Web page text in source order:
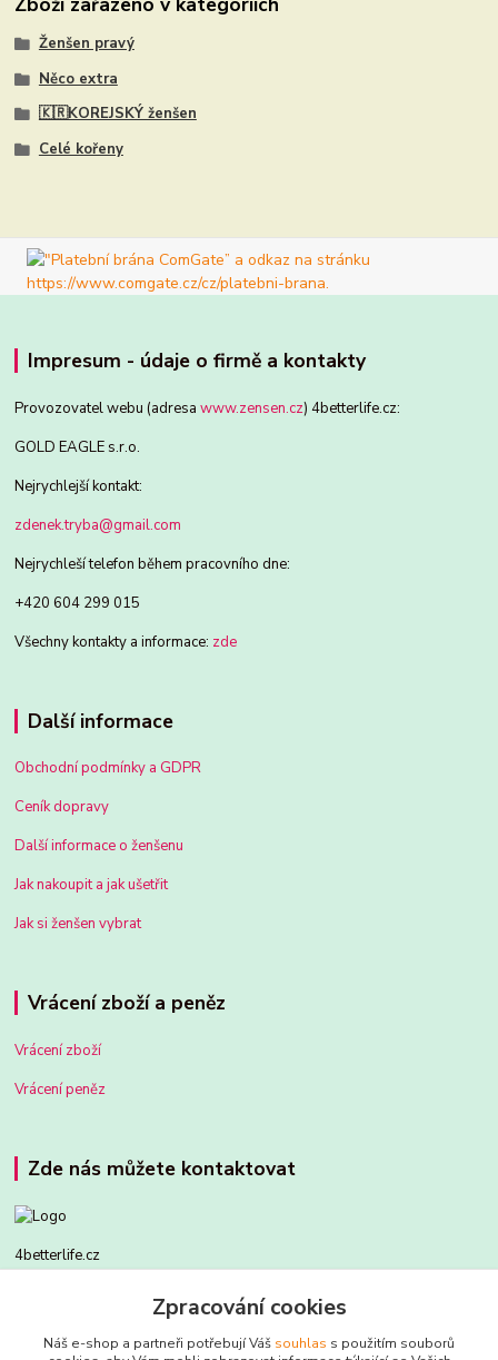
Ženšen pravý
Něco extra
🇰🇷KOREJSKÝ ženšen
Celé kořeny
Impresum - údaje o firmě a kontakty
Provozovatel webu (adresawww.zensen.cz) 4betterlife.cz:
GOLD EAGLE s.r.o.
Nejrychlejší kontakt:
zdenek.tryba@gmail.com
Nejrychleší telefon během pracovního dne:
+420 604 299 015
Všechny kontakty a informace: zde
Další informace
Obchodní podmínky a GDPR
Ceník dopravy
Další informace o ženšenu
Jak nakoupit a jak ušetřit
Jak si ženšen vybrat
Vrácení zboží a peněz
Vrácení zboží
Vrácení peněz
Zde nás můžete kontaktovat
4betterlife.cz
Zpracování cookies
Náš e-shop a partneři potřebují Váš souhlas s použitím souborů